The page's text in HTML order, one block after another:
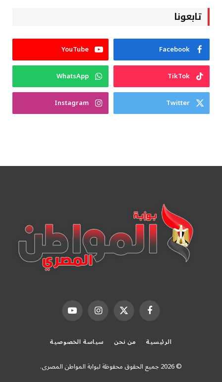
تابعونا
Facebook
YouTube
TikTok
WhatsApp
Twitter
Instagram
فيسبوك X الانستغراميوتيوب
الرئيسية من نحن سياسة الخصوصية
© 2026 جميع الحقوق محفوظة لبوابة المواطن المصرى.